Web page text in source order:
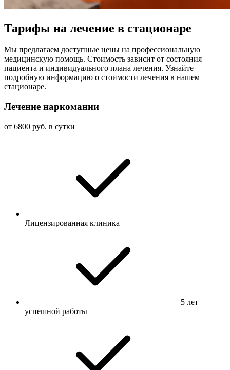
Тарифы на лечение в стационаре
Мы предлагаем доступные цены на профессиональную
медицинскую помощь. Стоимость зависит от состояния
пациента и индивидуального плана лечения. Узнайте
подробную информацию о стоимости лечения в нашем
стационаре.
Лечение наркомании
от 6800 руб. в сутки
Лицензированная клиника
5 лет
успешной работы